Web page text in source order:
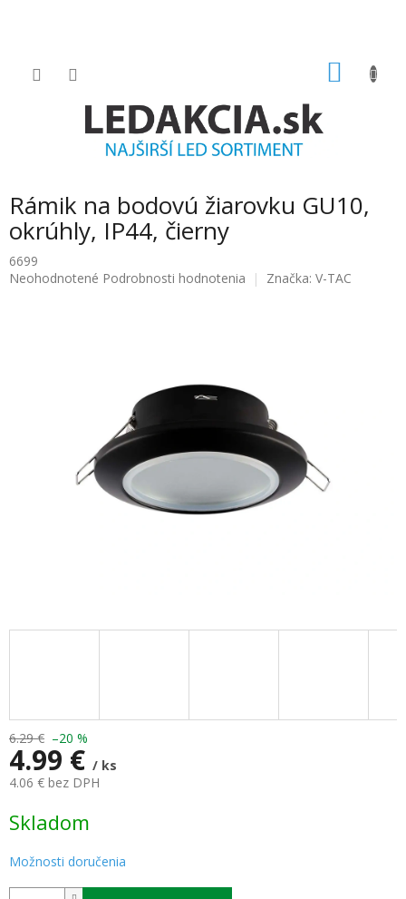
Rámik na bodovú žiarovku GU10,
okrúhly, IP44, čierny
6699
Priemerné
Neohodnotené Podrobnosti hodnotenia Značka: V-TAC
6.29 € –20 %
4.99 € / ks
4.06 € bez DPH
cena:
Skladom
Možnosti doručenia